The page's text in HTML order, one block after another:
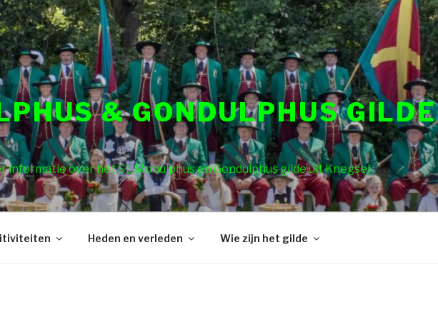
& GONDULPHUS GILDE
informatie over het St. Monulphus en Gondulphus gilde uit Knegsel
Heden en verleden Wie zijn het gilde